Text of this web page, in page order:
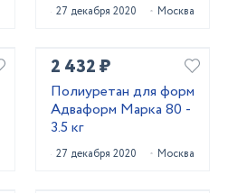
27 декабря 2020 Москва
2 432 ₽
Полиуретан для форм
Адваформ Марка 80 -
3.5 кг
27 декабря 2020 Москва